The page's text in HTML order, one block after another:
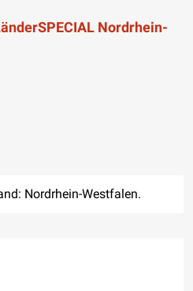
Nordrhein-
Nordrhein-Westfalen.